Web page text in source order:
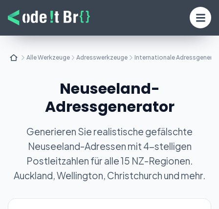
Alle Werkzeuge Adresswerkzeuge Internationale
Neuseeland-
Adressgenerator
Generieren Sie realistische gefälschte
Neuseeland-Adressen mit 4-stelligen
Postleitzahlen für alle 15 NZ-Regionen.
Auckland, Wellington, Christchurch und mehr.